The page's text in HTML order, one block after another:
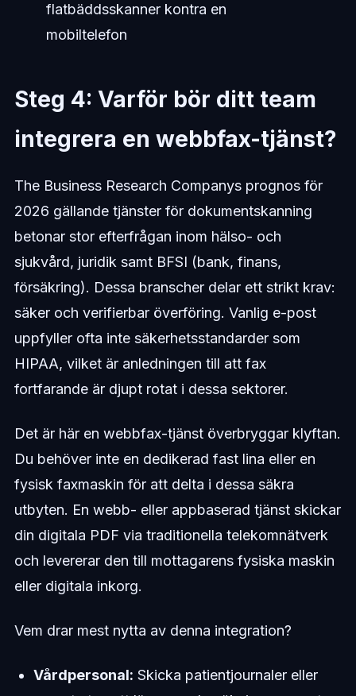
flatbäddsskanner kontra en
mobiltelefon
Steg 4: Varför bör ditt team
integrera en webbfax-tjänst?
The Business Research Companys prognos för
2026 gällande tjänster för dokumentskanning
betonar stor efterfrågan inom hälso- och
sjukvård, juridik samt BFSI (bank, finans,
försäkring). Dessa branscher delar ett strikt krav:
säker och verifierbar överföring. Vanlig e-post
uppfyller ofta inte säkerhetsstandarder som
HIPAA, vilket är anledningen till att fax
fortfarande är djupt rotat i dessa sektorer.
Det är här en webbfax-tjänst överbryggar klyftan.
Du behöver inte en dedikerad fast lina eller en
fysisk faxmaskin för att delta i dessa säkra
utbyten. En webb- eller appbaserad tjänst skickar
din digitala PDF via traditionella telekomnätverk
och levererar den till mottagarens fysiska maskin
eller digitala inkorg.
Vem drar mest nytta av denna integration?
Vårdpersonal: Skicka patientjournaler eller